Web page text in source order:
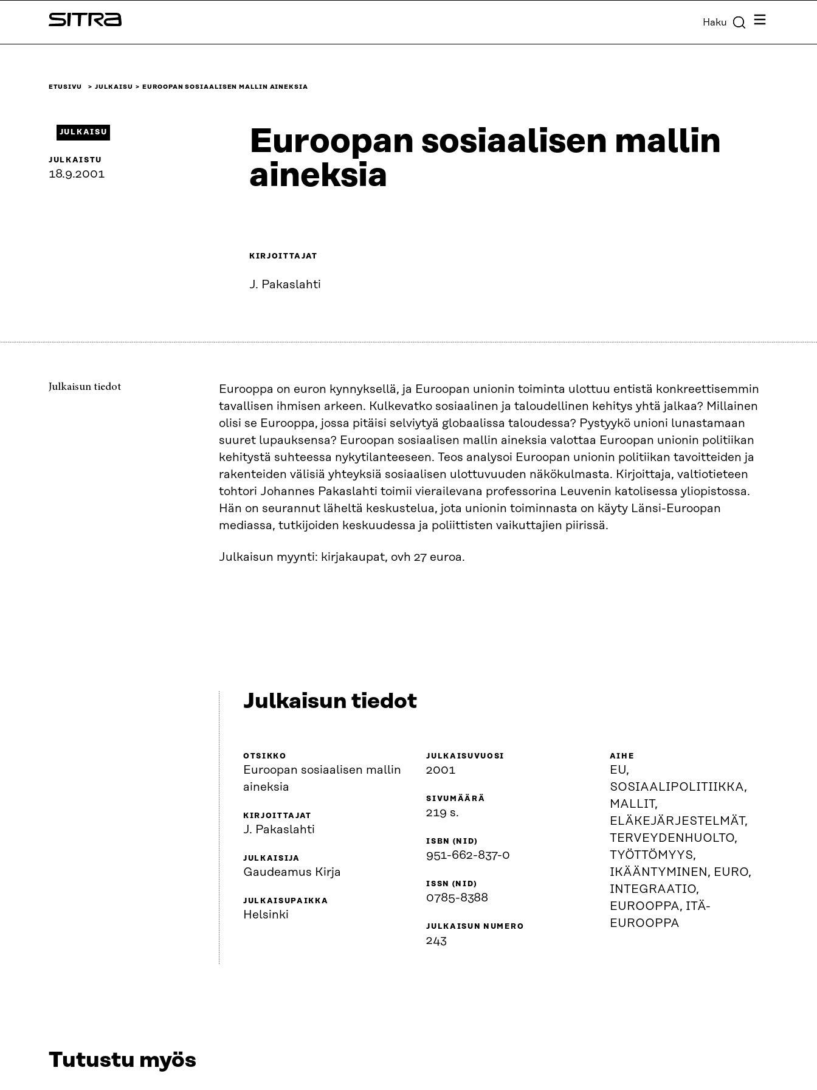
sisältöön
Sitra Haku Valikko
ETUSIVU JULKAISU EUROOPAN SOSIAALISEN MALLIN AINEKSIA
Euroopan sosiaalisen mallin
aineksia
JULKAISU
JULKAISTU
18.9.2001
KIRJOITTAJAT
J. Pakaslahti
Julkaisun tiedot
Eurooppa on euron kynnyksellä, ja Euroopan unionin toiminta ulottuu entistä konkreettisemmin
tavallisen ihmisen arkeen. Kulkevatko sosiaalinen ja taloudellinen kehitys yhtä jalkaa? Millainen
olisi se Eurooppa, jossa pitäisi selviytyä globaalissa taloudessa? Pystyykö unioni lunastamaan
suuret lupauksensa? Euroopan sosiaalisen mallin aineksia valottaa Euroopan unionin politiikan
kehitystä suhteessa nykytilanteeseen. Teos analysoi Euroopan unionin politiikan tavoitteiden ja
rakenteiden välisiä yhteyksiä sosiaalisen ulottuvuuden näkökulmasta. Kirjoittaja, valtiotieteen
tohtori Johannes Pakaslahti toimii vierailevana professorina Leuvenin katolisessa yliopistossa.
Hän on seurannut läheltä keskustelua, jota unionin toiminnasta on käyty Länsi-Euroopan
mediassa, tutkijoiden keskuudessa ja poliittisten vaikuttajien piirissä.
Julkaisun myynti: kirjakaupat, ovh 27 euroa.
Julkaisun tiedot
OTSIKKO
Euroopan sosiaalisen mallin
aineksia
KIRJOITTAJAT
J. Pakaslahti
JULKAISIJA
Gaudeamus Kirja
JULKAISUPAIKKA
Helsinki
JULKAISUVUOSI
2001
SIVUMÄÄRÄ
219 s.
ISBN (NID)
951-662-837-0
ISSN (NID)
0785-8388
JULKAISUN NUMERO
243
AIHE
EU,
SOSIAALIPOLITIIKKA,
MALLIT,
ELÄKEJÄRJESTELMÄT,
TERVEYDENHUOLTO,
TYÖTTÖMYYS,
IKÄÄNTYMINEN, EURO,
INTEGRAATIO,
EUROOPPA, ITÄ-
EUROOPPA
Tutustu myös